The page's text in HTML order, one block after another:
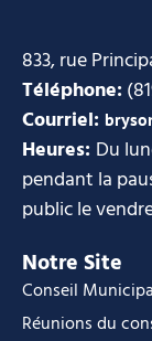
833, rue
Téléphone:
Courriel:
Heures: Du
pendant la
public le
Notre Site
Conseil
Réunions du